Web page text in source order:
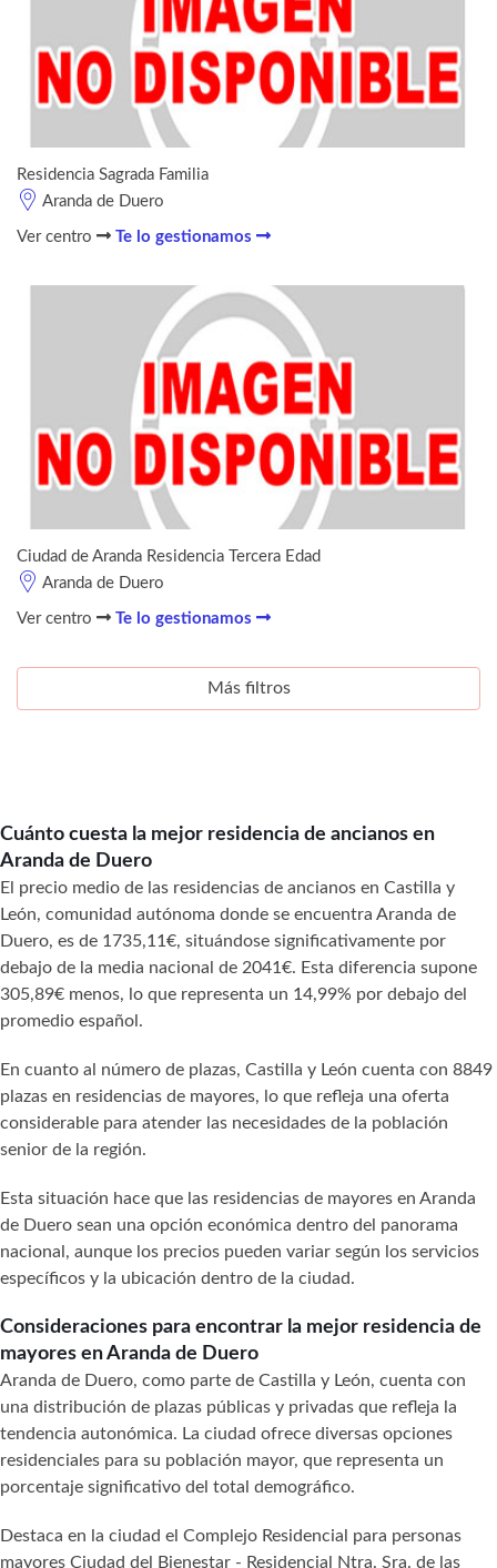
Residencia Sagrada Familia
Aranda de Duero
Ver centro Te lo gestionamos
Ciudad de Aranda Residencia Tercera Edad
Aranda de Duero
Ver centro Te lo gestionamos
Más filtros
Cuánto cuesta la mejor residencia de ancianos en
Aranda de Duero
El precio medio de las residencias de ancianos en Castilla y
León, comunidad autónoma donde se encuentra Aranda de
Duero, es de 1735,11€, situándose significativamente por
debajo de la media nacional de 2041€. Esta diferencia supone
305,89€ menos, lo que representa un 14,99% por debajo del
promedio español.
En cuanto al número de plazas, Castilla y León cuenta con 8849
plazas en residencias de mayores, lo que refleja una oferta
considerable para atender las necesidades de la población
senior de la región.
Esta situación hace que las residencias de mayores en Aranda
de Duero sean una opción económica dentro del panorama
nacional, aunque los precios pueden variar según los servicios
específicos y la ubicación dentro de la ciudad.
Consideraciones para encontrar la mejor residencia de
mayores en Aranda de Duero
Aranda de Duero, como parte de Castilla y León, cuenta con
una distribución de plazas públicas y privadas que refleja la
tendencia autonómica. La ciudad ofrece diversas opciones
residenciales para su población mayor, que representa un
porcentaje significativo del total demográfico.
Destaca en la ciudad el Complejo Residencial para personas
mayores Ciudad del Bienestar - Residencial Ntra. Sra. de las